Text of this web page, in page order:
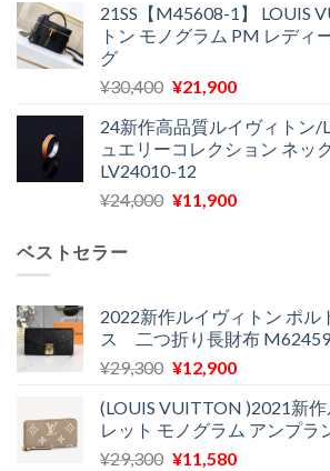
で
し
¥18,300
で
価
格
¥27,200
し
た。
の
価
は
で
す。
21SS【M45608-1】 LOUIS
トン モノグラム PM レディ
グ
¥30,400 元
価
格
は
¥30,400
¥21,900現
の
価
は
24新作高品質ルイヴィトン/
ュエリーコレクション ネッ
LV24010-12
¥24,000 元
¥24,000
で
し
¥11,900現
は
¥11,900
で
ベストセラー
2022新作ルイヴィトン ポル
ス 二つ折り長財布
¥29,300 元
価
格
は
¥12,900現
の
価
格
(LOUIS VUITTON )2021新
レット モノグラム アンプラ
¥29,300 元
¥11,580現